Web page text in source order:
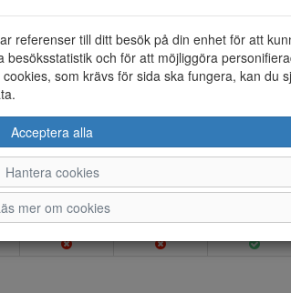
42 43 44
referenser till ditt besök på din enhet för att
och för att möjliggöra
som krävs för sida ska fungera, kan du
Acceptera alla
Hantera cookies
mer om cookies